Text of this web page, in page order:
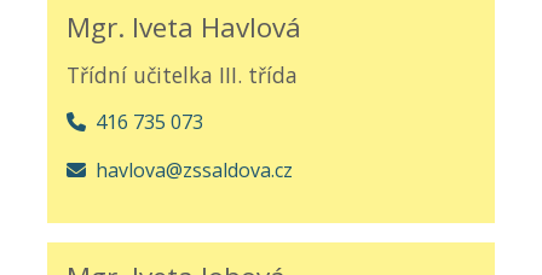
Mgr. Iveta Havlová
Třídní učitelka III. třída
416 735 073
havlova@zssaldova.cz